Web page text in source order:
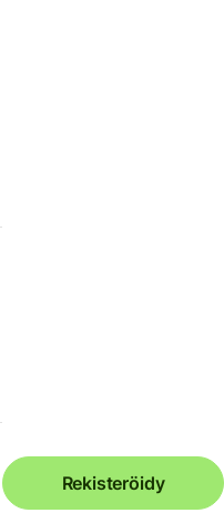
Rekisteröidy